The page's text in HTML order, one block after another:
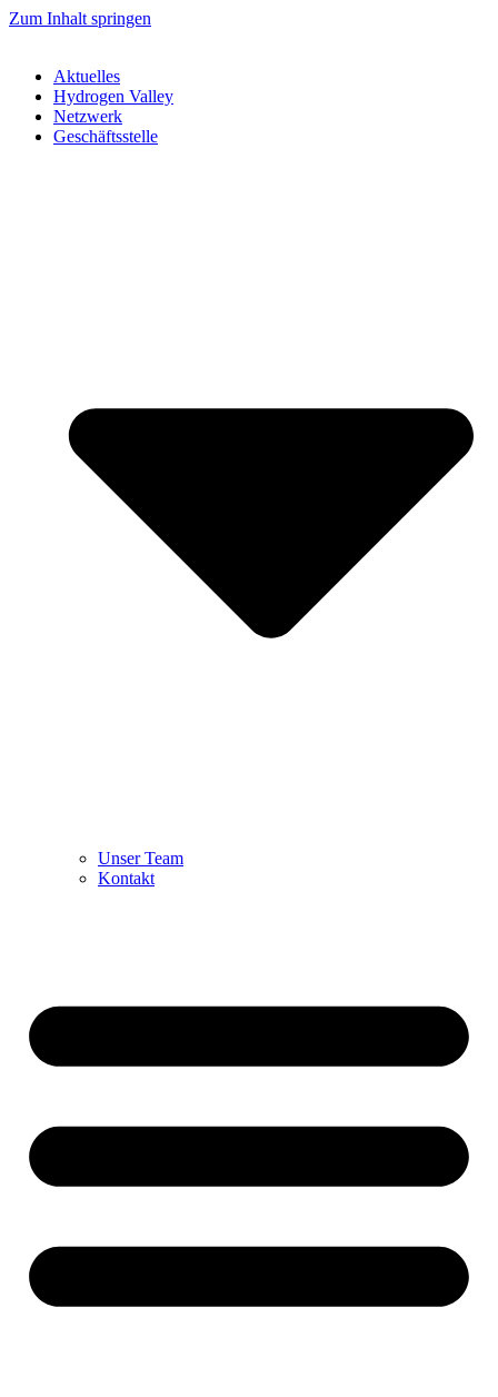
Zum Inhalt springen
Aktuelles
Hydrogen Valley
Netzwerk
Geschäftsstelle
Unser Team
Kontakt